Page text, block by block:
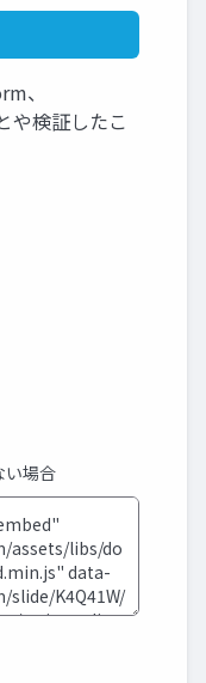
、
や検証したこ
い場合